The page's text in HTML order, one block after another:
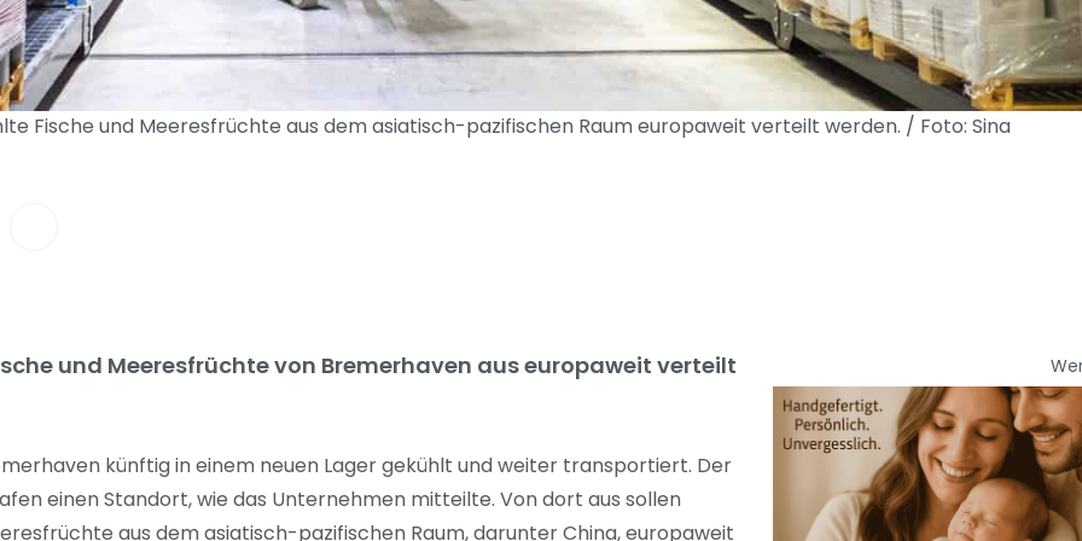
Fische und Meeresfrüchte aus dem asiatisch-pazifischen Raum europaweit verteilt werden. / Foto: Sina
und Meeresfrüchte von Bremerhaven aus europaweit verteilt
künftig in einem neuen Lager gekühlt und weiter transportiert. Der
einen Standort, wie das Unternehmen mitteilte. Von dort aus sollen
aus dem asiatisch-pazifischen Raum, darunter China, europaweit